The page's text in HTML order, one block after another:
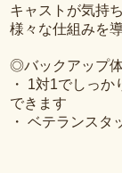
キャストが気持
様々な仕組みを
◎バックアップ
・ 1対1でしっ
できます
・ ベテランスタ